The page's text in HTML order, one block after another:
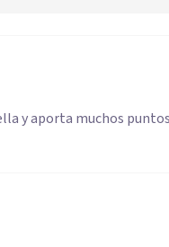
y aporta muchos